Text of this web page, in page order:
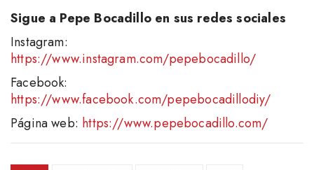
Sigue a Pepe Bocadillo en sus redes sociales
Instagram:
https://www.instagram.com/pepebocadillo/
Facebook:
https://www.facebook.com/pepebocadillodiy/
Página web: https://www.pepebocadillo.com/